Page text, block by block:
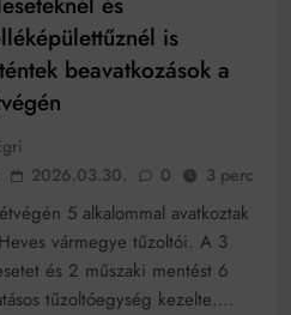
De te miért öltözöl
– de nem csak a 80-
technológia akkor
is
beavatkozások a
2026.03.30. 0 3 perc
5 alkalommal avatkoztak
vármegye tűzoltói. A 3
és 2 műszaki mentést 6
tűzoltóegység kezelte….